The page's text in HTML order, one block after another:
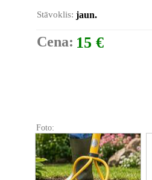
Stāvoklis: jaun.
Cena: 15 €
Foto: